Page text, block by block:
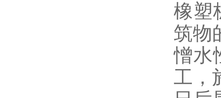
橡塑
筑物
憎水
工，